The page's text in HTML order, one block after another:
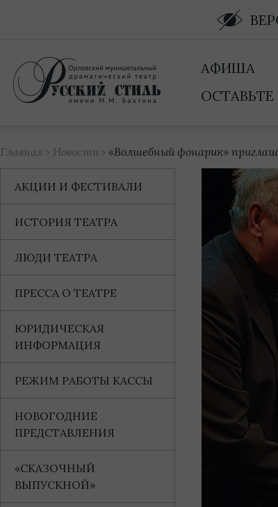
АФИША
Главная › Новости › «Волшебный фонарик»
АКЦИИ И ФЕСТИВАЛИ
ИСТОРИЯ ТЕАТРА
ЛЮДИ ТЕАТРА
ПРЕССА О ТЕАТРЕ
ЮРИДИЧЕСКАЯ
ИНФОРМАЦИЯ
РЕЖИМ РАБОТЫ КАССЫ
НОВОГОДНИЕ
ПРЕДСТАВЛЕНИЯ
«СКАЗОЧНЫЙ
ВЫПУСКНОЙ»